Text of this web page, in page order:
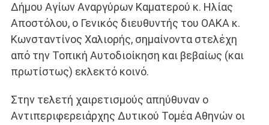
Δήμου Αγίων Αναργύρων Καματερού κ. Ηλίας
Αποστόλου, ο Γενικός διευθυντής του ΟΑΚΑ κ.
Κωνσταντίνος Χαλιορής, σημαίνοντα στελέχη
από την Τοπική Αυτοδιοίκηση και βεβαίως (και
πρωτίστως) εκλεκτό κοινό.
Στην τελετή χαιρετισμούς απηύθυναν ο
Αντιπεριφερειάρχης Δυτικού Τομέα Αθηνών οι